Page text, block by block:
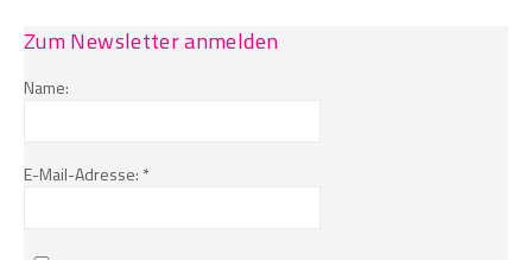
Zum Newsletter anmelden
Name:
E-Mail-Adresse: *